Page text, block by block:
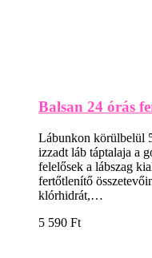
Balsan 24 órás
Lábunkon körülbelül
izzadt láb táptalaja a
felelősek a lábszag
fertőtlenítő
klórhidrát,…
5 590 Ft